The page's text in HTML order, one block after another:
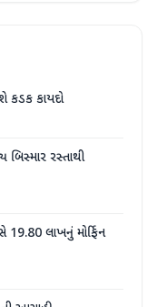
કડક કાયદો
બિસ્માર રસ્તાથી
લાખનું મોર્ફિન